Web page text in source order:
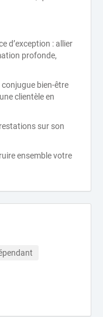
d’exception : allier
profonde,
bien-être
clientèle en
sur son
ensemble votre